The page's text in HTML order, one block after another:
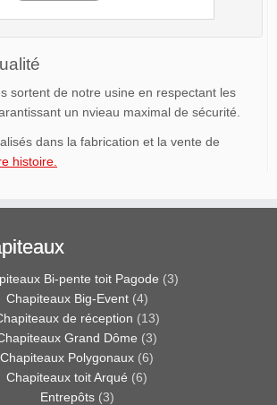
sortent de notre usine en respectant les
un nvieau maximal de sécurité.
dans la fabrication et la vente de
histoire.
Bi-pente toit Pagode (3)
Chapiteaux Big-Event (4)
de réception (13)
Grand Dôme (3)
Chapiteaux Polygonaux (6)
Chapiteaux toit Arqué (6)
Entrepôts (3)